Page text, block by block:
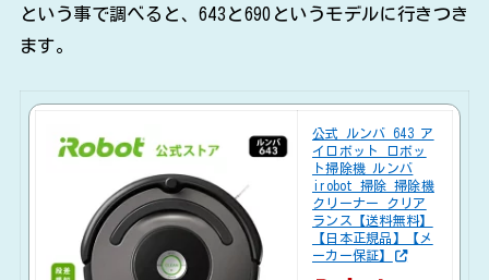
という事で調べると、643と690というモデルに行きつき
ます。
公式 ルンバ 643 ア
イロボット ロボッ
ト掃除機 ルンバ
irobot 掃除 掃除機
クリーナー クリア
ランス【送料無料】
【日本正規品】【メ
ーカー保証】